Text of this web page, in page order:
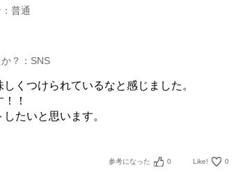
： 普通
？ ： SNS
くつけられているなと感じました。
！
たいと思います。
参考になった 0 Like! 0